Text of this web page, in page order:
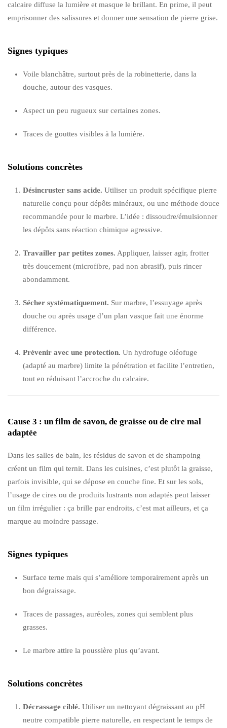
calcaire diffuse la lumière et masque le brillant. En prime, il peut
emprisonner des salissures et donner une sensation de pierre grise.
Signes typiques
Voile blanchâtre, surtout près de la robinetterie, dans la
douche, autour des vasques.
Aspect un peu rugueux sur certaines zones.
Traces de gouttes visibles à la lumière.
Solutions concrètes
Désincruster sans acide. Utiliser un produit spécifique pierre
naturelle conçu pour dépôts minéraux, ou une méthode douce
recommandée pour le marbre. L’idée : dissoudre/émulsionner
les dépôts sans réaction chimique agressive.
Travailler par petites zones. Appliquer, laisser agir, frotter
très doucement (microfibre, pad non abrasif), puis rincer
abondamment.
Sécher systématiquement. Sur marbre, l’essuyage après
douche ou après usage d’un plan vasque fait une énorme
différence.
Prévenir avec une protection. Un hydrofuge oléofuge
(adapté au marbre) limite la pénétration et facilite l’entretien,
tout en réduisant l’accroche du calcaire.
Cause 3 : un film de savon, de graisse ou de cire mal
adaptée
Dans les salles de bain, les résidus de savon et de shampoing
créent un film qui ternit. Dans les cuisines, c’est plutôt la graisse,
parfois invisible, qui se dépose en couche fine. Et sur les sols,
l’usage de cires ou de produits lustrants non adaptés peut laisser
un film irrégulier : ça brille par endroits, c’est mat ailleurs, et ça
marque au moindre passage.
Signes typiques
Surface terne mais qui s’améliore temporairement après un
bon dégraissage.
Traces de passages, auréoles, zones qui semblent plus
grasses.
Le marbre attire la poussière plus qu’avant.
Solutions concrètes
Décrassage ciblé. Utiliser un nettoyant dégraissant au pH
neutre compatible pierre naturelle, en respectant le temps de